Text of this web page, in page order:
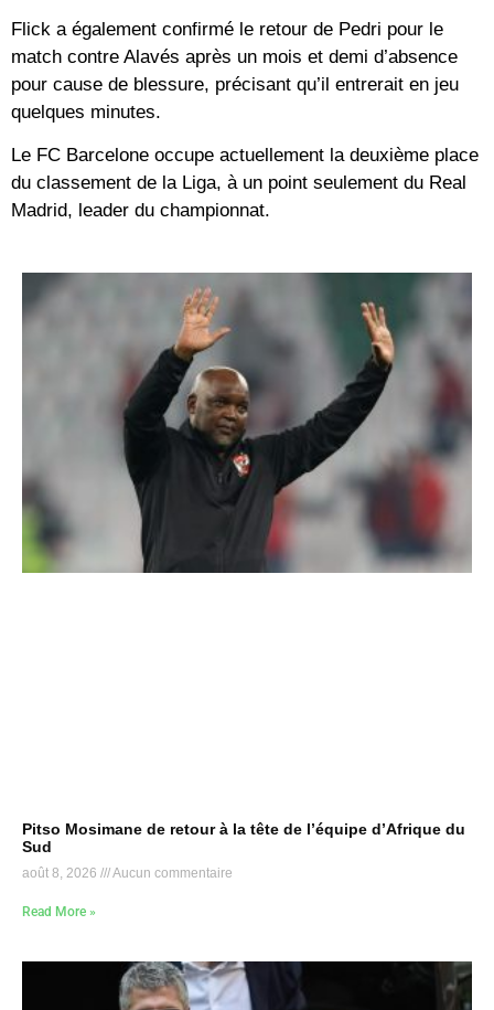
Flick a également confirmé le retour de Pedri pour le
match contre Alavés après un mois et demi d’absence
pour cause de blessure, précisant qu’il entrerait en jeu
quelques minutes.
Le FC Barcelone occupe actuellement la deuxième place
du classement de la Liga, à un point seulement du Real
Madrid, leader du championnat.
Pitso Mosimane de retour à la tête de l’équipe d’Afrique du
Sud
août 8, 2026 Aucun commentaire
Read More »